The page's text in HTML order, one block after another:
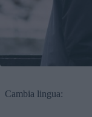
Cambia lingua: